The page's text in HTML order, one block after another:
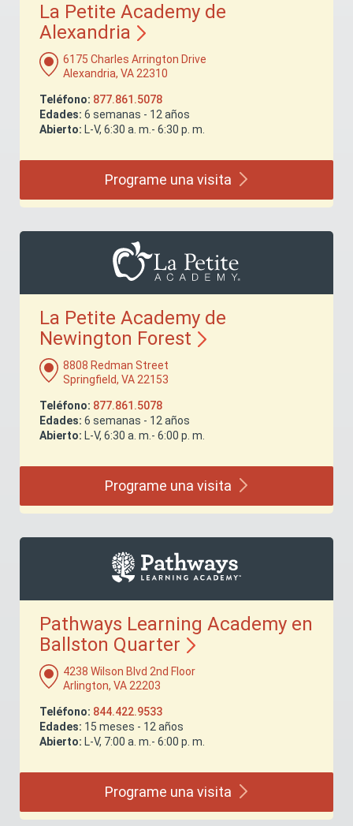
La Petite Academy de
Alexandria
6175 Charles Arrington Drive
Alexandria, VA 22310
Teléfono: 877.861.5078
Edades: 6 semanas - 12 años
Abierto: L-V, 6:30 a. m.- 6:30 p. m.
Programe una visita
La Petite Academy de
Newington Forest
8808 Redman Street
Springfield, VA 22153
Teléfono: 877.861.5078
Edades: 6 semanas - 12 años
Abierto: L-V, 6:30 a. m.- 6:00 p. m.
Programe una visita
Pathways Learning Academy en
Ballston Quarter
4238 Wilson Blvd 2nd Floor
Arlington, VA 22203
Teléfono: 844.422.9533
Edades: 15 meses - 12 años
Abierto: L-V, 7:00 a. m.- 6:00 p. m.
Programe una visita